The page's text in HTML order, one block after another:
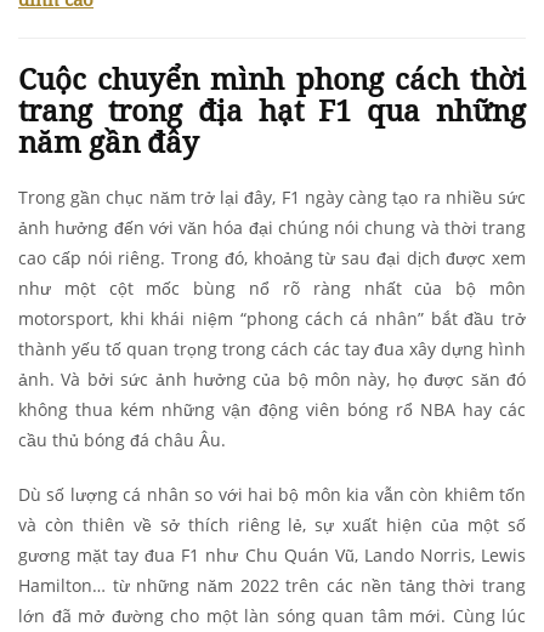
Cuộc chuyển mình phong cách thời
trang trong địa hạt F1 qua những
năm gần đây
Trong gần chục năm trở lại đây, F1 ngày càng tạo ra nhiều sức
ảnh hưởng đến với văn hóa đại chúng nói chung và thời trang
cao cấp nói riêng. Trong đó, khoảng từ sau đại dịch được xem
như một cột mốc bùng nổ rõ ràng nhất của bộ môn
motorsport, khi khái niệm “phong cách cá nhân” bắt đầu trở
thành yếu tố quan trọng trong cách các tay đua xây dựng hình
ảnh. Và bởi sức ảnh hưởng của bộ môn này, họ được săn đó
không thua kém những vận động viên bóng rổ NBA hay các
cầu thủ bóng đá châu Âu.
Dù số lượng cá nhân so với hai bộ môn kia vẫn còn khiêm tốn
và còn thiên về sở thích riêng lẻ, sự xuất hiện của một số
gương mặt tay đua F1 như Chu Quán Vũ, Lando Norris, Lewis
Hamilton… từ những năm 2022 trên các nền tảng thời trang
lớn đã mở đường cho một làn sóng quan tâm mới. Cùng lúc